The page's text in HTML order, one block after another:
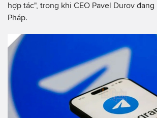
hợp tác", trong khi CEO Pavel Durov
Pháp.